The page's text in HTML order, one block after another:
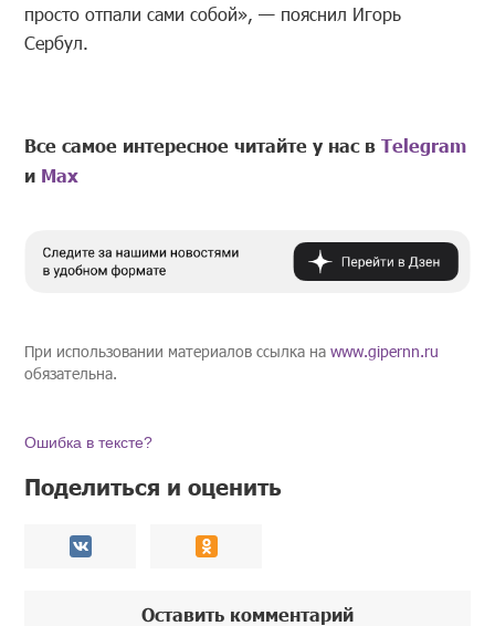
просто отпали сами собой», — пояснил Игорь
Сербул.
Все самое интересное читайте у нас вTelegram
и Mах
При использовании материалов ссылка наwww.gipernn.ru
обязательна.
Ошибка в тексте?
Поделиться и оценить
Оставить комментарий